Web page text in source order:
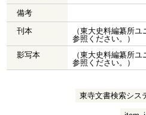
備考
刊本
（東大史料編纂所
参照ください。）
影写本
（東大史料編纂所
参照ください。）
東寺文書検索シス